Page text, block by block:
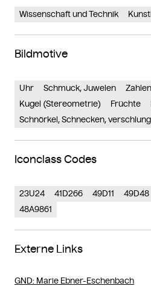
Wissenschaft und Technik
Bildmotive
Uhr Schmuck, Juwelen
Kugel (Stereometrie)
Früchte
Schnörkel, Schnecken,
Iconclass Codes
23U24 41D266 49D11 49D48
48A9861
Externe Links
GND: Marie Ebner-Eschenbach